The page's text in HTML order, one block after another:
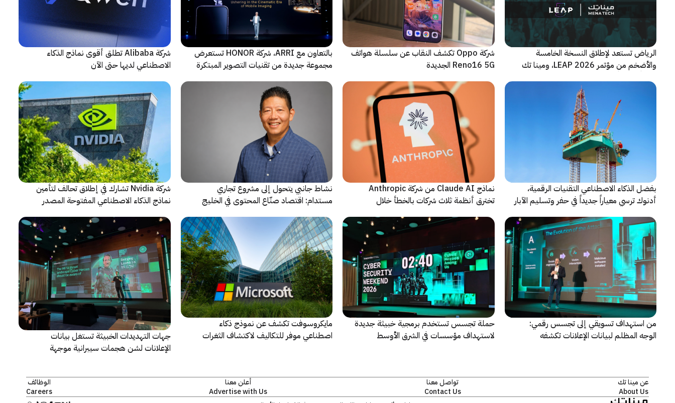
الرياض تستعد لإطلاق النسخة الخامسة
والأضخم من مؤتمر LEAP 2026، ومينا تك
شركة Oppo تكشف النقاب عن سلسلة هواتف
Reno16 5G الجديدة
بالتعاون مع ARRI، شركة HONOR تستعرض
مجموعة جديدة من تقنيات التصوير المبتكرة
شركة Alibaba تطلق أقوى نماذج الذكاء
الاصطناعي لديها حتى الآن
بفضل الذكاء الاصطناعي التقنيات الرقمية،
أدنوك ترسي معياراً جديداً في حفر وتسليم الآبار
نماذج Claude AI من شركة Anthropic
تخترق أنظمة ثلاث شركات بالخطأ خلال
نشاط جانبي يتحول إلى مشروع تجاري
مستدام: اقتصاد صنّاع المحتوى في الخليج
شركة Nvidia تشارك في إطلاق تحالف لتأمين
نماذج الذكاء الاصطناعي المفتوحة المصدر
من استهداف تسويقي إلى تجسس رقمي:
الوجه المظلم لبيانات الإعلانات تكشفه
حملة تجسس تستخدم برمجية خبيثة جديدة
لاستهداف مؤسسات في الشرق الأوسط
مايكروسوفت تكشف عن نموذج ذكاء
اصطناعي موفر للتكاليف لاكتشاف الثغرات
جهات التهديدات الخبيثة تستغل بيانات
الإعلانات لشن هجمات سيبرانية موجهة
عن مينا تك
About Us
تواصل معنا
Contact Us
أعلن معنا
Advertise with Us
الوظائف
Careers